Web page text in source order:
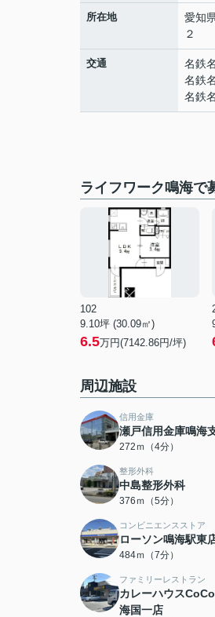
所在地 愛知
２
交通 名鉄
名鉄
名鉄
ライフワーク鳴海で
102
9.10坪 (30.09㎡)
6.5万円(7142.86円/坪)
周辺施設
信用金庫
瀬戸信用金庫鳴海
272ｍ（4分）
整形外科
中島整形外科
376ｍ（5分）
コンビニエンスストア
ローソン鳴海駅東
484ｍ（7分）
ファミリーレストラン
カレーハウス
海国一店